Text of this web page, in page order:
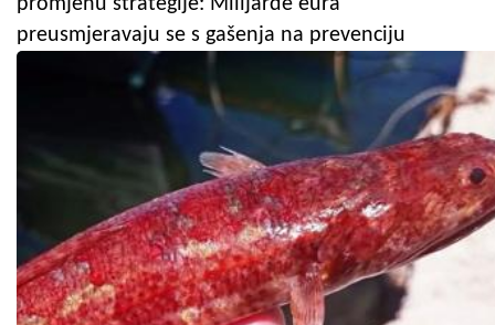
preusmjeravaju se s gašenja na prevenciju